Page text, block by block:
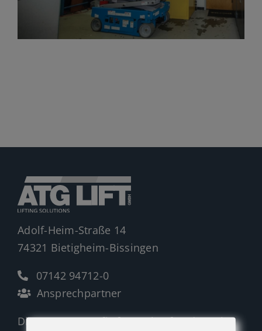
Adolf-Heim-Straße 14
74321 Bietigheim-Bissingen
07142 94712-0
Ansprechpartner
Die ATG LIFT Profis für Verkauf und Service